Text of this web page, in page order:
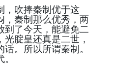
，吹捧秦制优于这
，秦制那么优秀，两
到了今天，能避免二
腚皇还真是二世，
。所以所谓秦制。